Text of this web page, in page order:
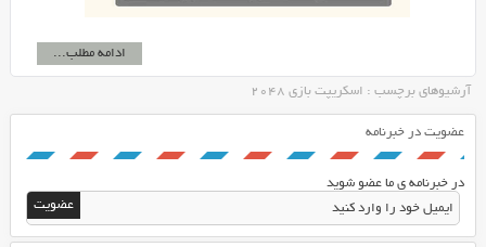
ادامه مطلب...
آرشیوهای برچسب : اسکریپت بازی 2048
عضویت در خبرنامه
در خبرنامه ی ما عضو شوید